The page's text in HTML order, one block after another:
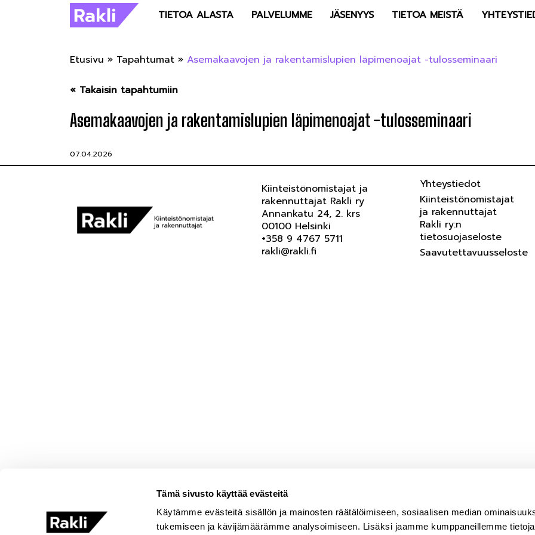
Tämä sivusto käyttää evästeitä
Käytämme evästeitä sisällön ja mainosten räätälöimiseen, sosiaalisen median
tukemiseen ja kävijämäärämme analysoimiseen. Lisäksi jaamme kumppaneillemme
TIETOA ALASTA PALVELUMME JÄSENYYS TIETOA MEISTÄ
Etusivu » Tapahtumat » Asemakaavojen ja rakentamislupien läpimenoajat -tulosseminaari
« Takaisin tapahtumiin
Asemakaavojen ja rakentamislupien läpimenoajat -tulosseminaari
07.04.2026
Kiinteistönomistajat ja
rakennuttajat Rakli ry
Annankatu 24, 2. krs
00100 Helsinki
+358 9 4767 5711
rakli@rakli.fi
Yhteystiedot
Kiinteistönomistajat
ja rakennuttajat
Rakli ry:n
tietosuojaseloste
Saavutettavuusseloste